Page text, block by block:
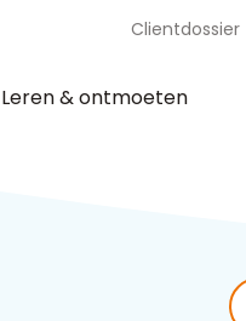
Clientdossier
Leren & ontmoeten